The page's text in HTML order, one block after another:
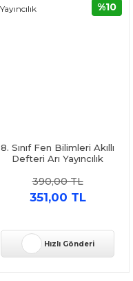
8. Sınıf Fen Bilimleri Akıllı
Defteri Arı Yayıncılık
390,00 TL
351,00 TL
%10
Hızlı Gönderi